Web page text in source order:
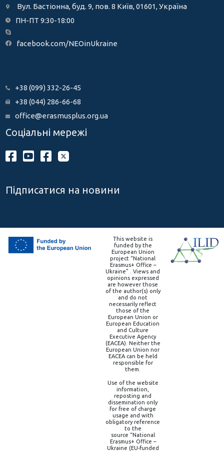
Вул. Бастіонна, буд. 9, пов. 8 Київ, 01601, Україна
ПН-ПТ 9:30-18:00
facebook.com/NEOinUkraine
+38 (099) 332-26-45
+38 (044) 286-66-68
office@erasmusplus.org.ua
Соціальні мережі
Підписатися на новини
This website is
funded by the
European Union
project “National
Erasmus+ Office –
Ukraine” . Views and
opinions expressed
are however those
of the author(s) only
and do not
necessarily reflect
those of the
European Union or
European Education
and Culture
Executive Agency
(EACEA). Neither the
European Union nor
EACEA can be held
responsible for
them.
Use of the website
information,
reposting and
dissemination only
for free of charge
usage and with
obligatory reference
to the
source “National
Erasmus+ Office –
Ukraine (EU-funded